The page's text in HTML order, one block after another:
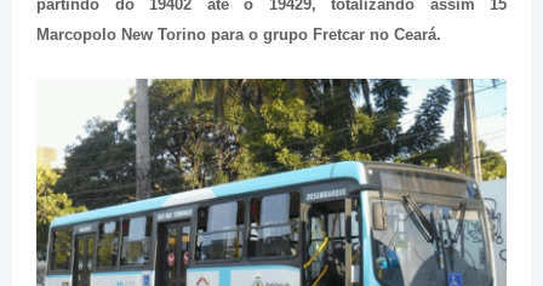
partindo do 19402 até o 19429, totalizando assim 15
Marcopolo New Torino para o grupo Fretcar no Ceará.